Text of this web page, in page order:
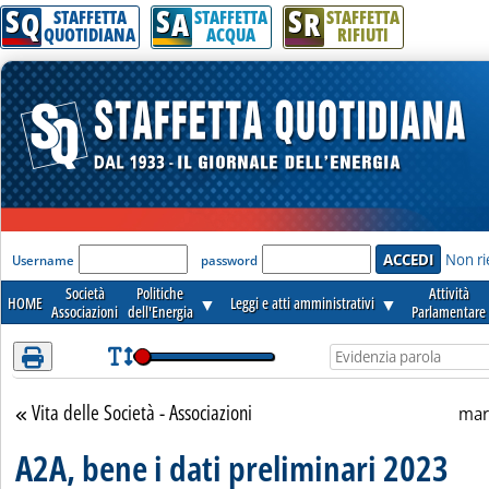
Attenzione! Esegui l'accesso per lèggere interamente la notizia.
SQ STAFFETTA
QUOTIDIANA SA STAFFETTA
ACQUA SR STAFFETTA
RIFIUTI
'Modulo Login per accedere'
Username password Non
HOME
Società
Associazioni
Politiche
dell'Energia ▼ Leggi e atti amministrativi ▼
Attività
Parlamentare
Torna alla sezione
Vita delle Società - Associazioni
A2A, bene i dati preliminari 2023